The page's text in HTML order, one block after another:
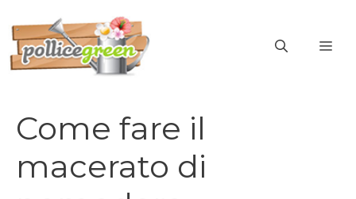
contenuto
Come fare il
macerato di